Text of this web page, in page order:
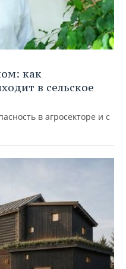
как
в сельское
в агросекторе и с